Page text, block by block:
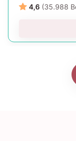
4,6 (35.988